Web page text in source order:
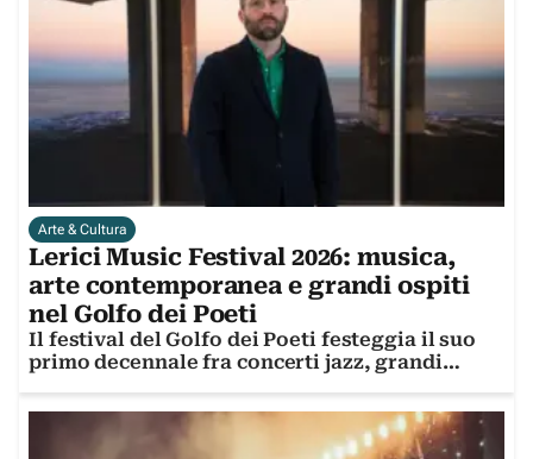
Arte & Cultura
Lerici Music Festival 2026: musica,
arte contemporanea e grandi ospiti
nel Golfo dei Poeti
Il festival del Golfo dei Poeti festeggia il suo
primo decennale fra concerti jazz, grandi